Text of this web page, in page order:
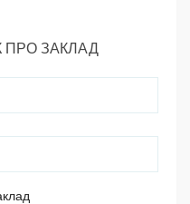
ПРО ЗАКЛАД